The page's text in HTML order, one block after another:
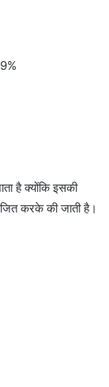
है क्योंकि इसकी
करके की जाती है।